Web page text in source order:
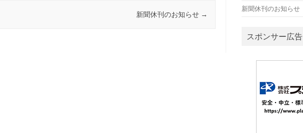
新聞休刊のお知らせ →
新聞休刊のお知らせ
スポンサー広告